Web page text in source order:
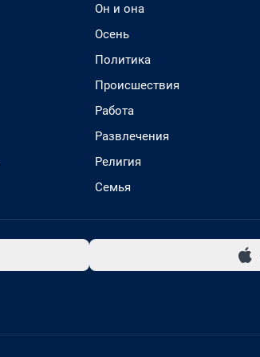
Он и она
Осень
Политика
Происшествия
Работа
Развлечения
Религия
Семья